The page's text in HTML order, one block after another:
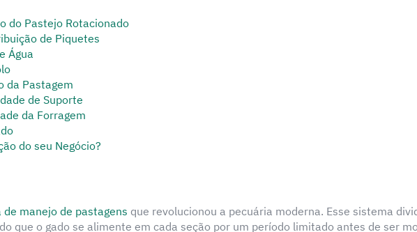
do Pastejo Rotacionado
de Piquetes
Água
da Pastagem
de Suporte
da Forragem
do seu Negócio?
de manejo de pastagens que revolucionou a pecuária moderna. Esse sistema
que o gado se alimente em cada seção por um período limitado antes de ser